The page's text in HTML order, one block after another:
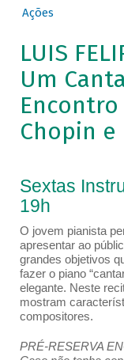
Ações
LUIS
Um
Chopin e
Sextas
19h
O jovem pianista
apresentar ao
grandes objetivos
fazer o piano
elegante. Neste
mostram
compositores.
PRÉ-RESERVA